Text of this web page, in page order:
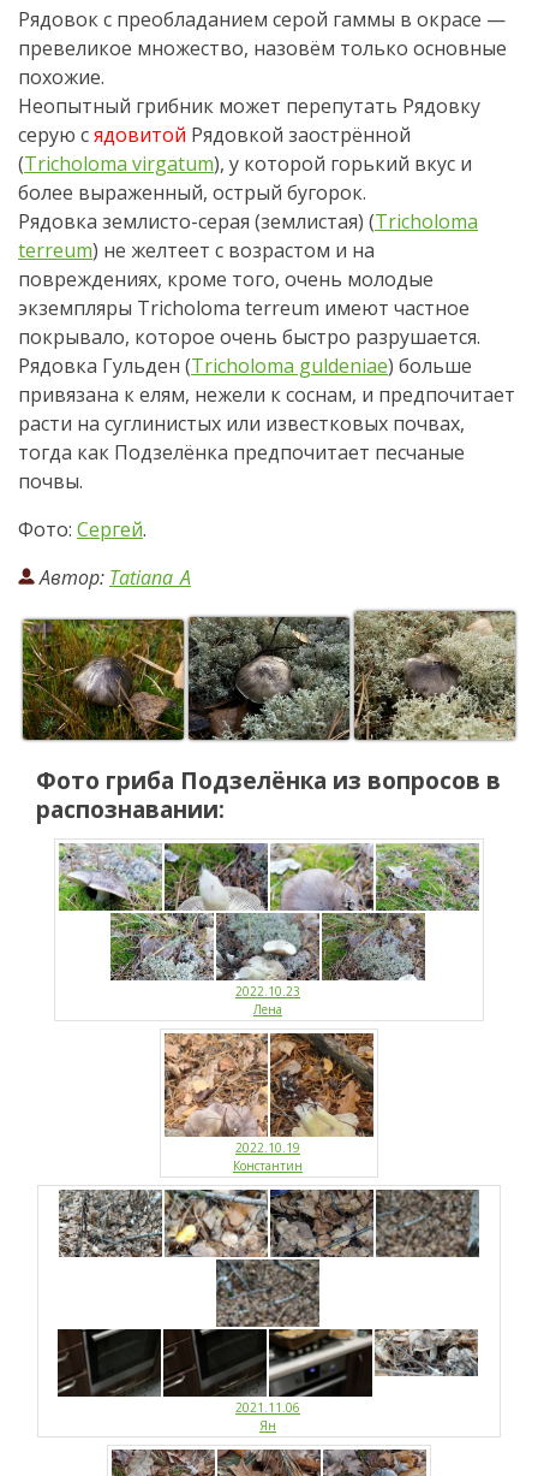
Рядовок с преобладанием серой гаммы в окрасе —
превеликое множество, назовём только основные
похожие.
Неопытный грибник может перепутать Рядовку
серую сядовитой Рядовкой заострённой
(Tricholoma virgatum), у которой горький вкус и
более выраженный, острый бугорок.
Рядовка землисто-серая (землистая) (Tricholoma
terreum) не желтеет с возрастом и на
повреждениях, кроме того, очень молодые
экземпляры Tricholoma terreum имеют частное
покрывало, которое очень быстро разрушается.
Рядовка Гульден (Tricholoma guldeniae) больше
привязана к елям, нежели к соснам, и предпочитает
расти на суглинистых или известковых почвах,
тогда как Подзелёнка предпочитает песчаные
почвы.
Фото: Сергей.
Автор: Tatiana_A
Фото гриба Подзелёнка из вопросов в
распознавании:
2022.10.23
Лена
2022.10.19
Константин
2021.11.06
Ян